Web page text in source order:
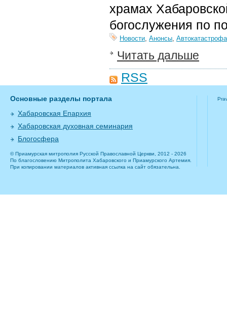
храмах
богослужения по
Новости, Анонсы, Автокатастрофа
Читать дальше
RSS
Основные разделы портала
Хабаровская Епархия
Хабаровская духовная семинария
Блогосфера
© Приамурская митрополия Русской Православной Церкви, 2012 - 2026
По благословению Митрополита Хабаровского и Приамурского Артемия.
При копировании материалов активная ссылка на сайт обязательна.